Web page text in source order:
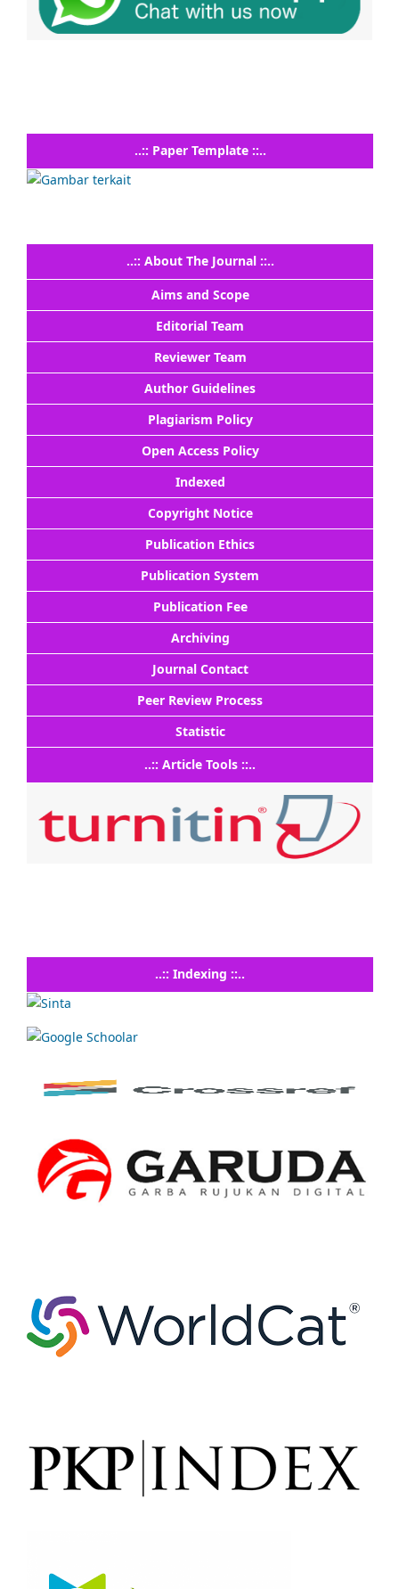
..:: Paper Template ::..
..:: About The Journal ::..
Aims and Scope
Editorial Team
Reviewer Team
Author Guidelines
Plagiarism Policy
Open Access Policy
Indexed
Copyright Notice
Publication Ethics
Publication System
Publication Fee
Archiving
Journal Contact
Peer Review Process
Statistic
..:: Article Tools ::..
..:: Indexing ::..